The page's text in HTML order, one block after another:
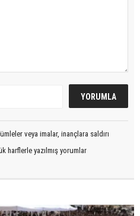
veya imalar, inançlara saldırı
harflerle yazılmış yorumlar